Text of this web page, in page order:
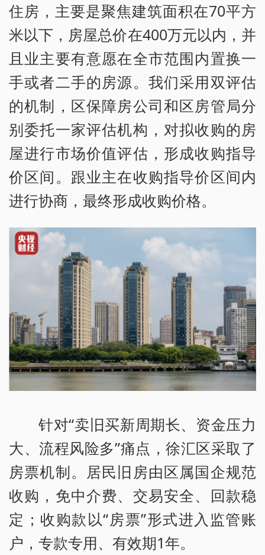
住房，主要是聚焦建筑面积在70平方
米以下，房屋总价在400万元以内，并
且业主要有意愿在全市范围内置换一
手或者二手的房源。我们采用双评估
的机制，区保障房公司和区房管局分
别委托一家评估机构，对拟收购的房
屋进行市场价值评估，形成收购指导
价区间。跟业主在收购指导价区间内
进行协商，最终形成收购价格。
针对“卖旧买新周期长、资金压力
大、流程风险多”痛点，徐汇区采取了
房票机制。居民旧房由区属国企规范
收购，免中介费、交易安全、回款稳
定；收购款以“房票”形式进入监管账
户，专款专用、有效期1年。